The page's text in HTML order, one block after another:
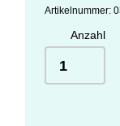
Artikelnummer:
Anzahl